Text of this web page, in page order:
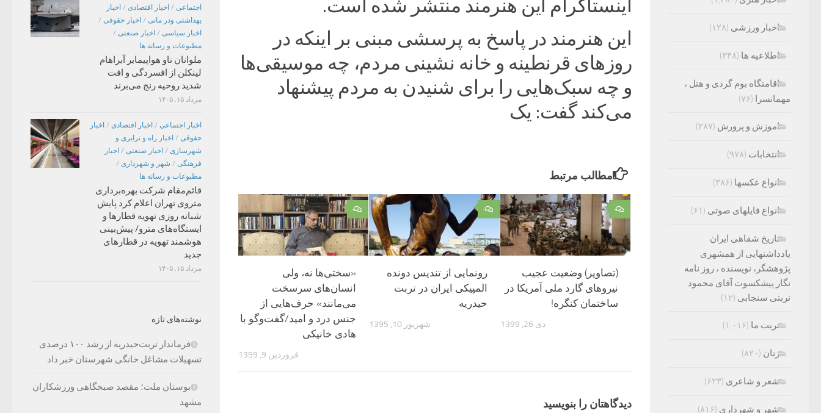
اینستاگرام این هنرمند منتشر شده است.‌
این هنرمند در پاسخ به پرسشی مبنی بر اینکه در
روزهای قرنطینه و خانه نشینی مردم، چه موسیقی‌ها
و چه سبک‌هایی را برای شنیدن به مردم پیشنهاد
می‌کند گفت: یک
مطالب مرتبط
۰
«سختی‌ها نه، ولی
انسان‌های سرسخت
می‌مانند» حرف‌هایی از
جنس درد و امید/گفت‌وگو با
هادی خانیکی
فروردین 9, 1399
۰
رونمایی از تندیس دونده
المپیکی ایران در تربت
حیدریه
شهریور 10, 1395
۰
(تصاویر) وضعیت عجیب
نیروهای گارد ملی آمریکا در
ساختمان کنگره!
دی 26, 1399
دیدگاهتان را بنویسید
اجتماعی / اخبار اقتصادی / اخبار
بهداشتی ودر مانی / اخبار حقوقی /
اخبار سیاسی / اخبار صنعتی /
مطبوعات و رسانه ها
ملوانان ناو هواپیمابر آبراهام
لینکلن از افسردگی و افت
شدید روحیه رنج می‌برند
مرداد ۱۵, ۱۴۰۵
اخبار اجتماعی / اخبار اقتصادی / اخبار
حقوقی / اخبار راه و ترابری و
شهرسازی / اخبار صنعتی / اخبار
فرهنگی / شهر و شهرداری /
مطبوعات و رسانه ها
قائم‌مقام شرکت بهره‌برداری
متروی تهران اعلام کرد پایش
شبانه روزی تهویه قطارها و
ایستگاه‌های مترو/ پیش‌بینی
هوشمند تهویه در قطارهای
جدید
مرداد ۱۵, ۱۴۰۵
نوشته‌های تازه
فرماندار تربت‌حیدریه از رشد ۱۰۰ درصدی
تسهیلات مشاغل خانگی شهرستان خبر داد
بوستان ملت؛ مقصد صبحگاهی ورزشکاران
مشهد
اخبار ورزشی (۱۲۸)
اطلاعیه ها (۳۴۸)
اقامتگاه بوم گردی و هتل ،
مهمانسرا (۷۶)
اموزش و پرورش (۲۸۷)
انتخابات (۹۷۸)
انواع عکسها (۳۸۶)
انواع فایلهای صوتی (۶۱)
تاریخ شفاهی ایران
یادداشتهایی از همشهری
پژوهشگر، نویسنده ، روز نامه
نگار پیشکسوت آقای محمود
تربتی سنجابی (۱۲)
تربت ما (۱,۰۱۶)
زنان (۸۲۰)
شعر و شاعری (۶۲۳)
شهر و شهرداری (۸۱۶)